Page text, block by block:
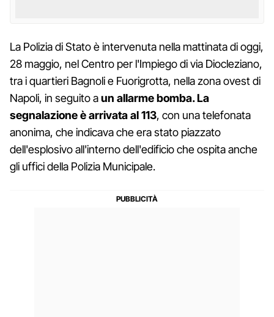
La Polizia di Stato è intervenuta nella mattinata di oggi,
28 maggio, nel Centro per l'Impiego di via Diocleziano,
tra i quartieri Bagnoli e Fuorigrotta, nella zona ovest di
Napoli, in seguito aun allarme bomba. La
segnalazione è arrivata al 113, con una telefonata
anonima, che indicava che era stato piazzato
dell'esplosivo all'interno dell'edificio che ospita anche
gli uffici della Polizia Municipale.